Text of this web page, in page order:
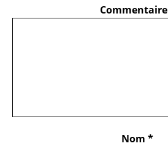
Commentaire
Nom *